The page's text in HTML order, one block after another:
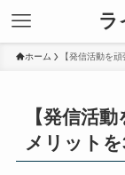
ラ
ホーム 【発信活動を
【発信活
メリット